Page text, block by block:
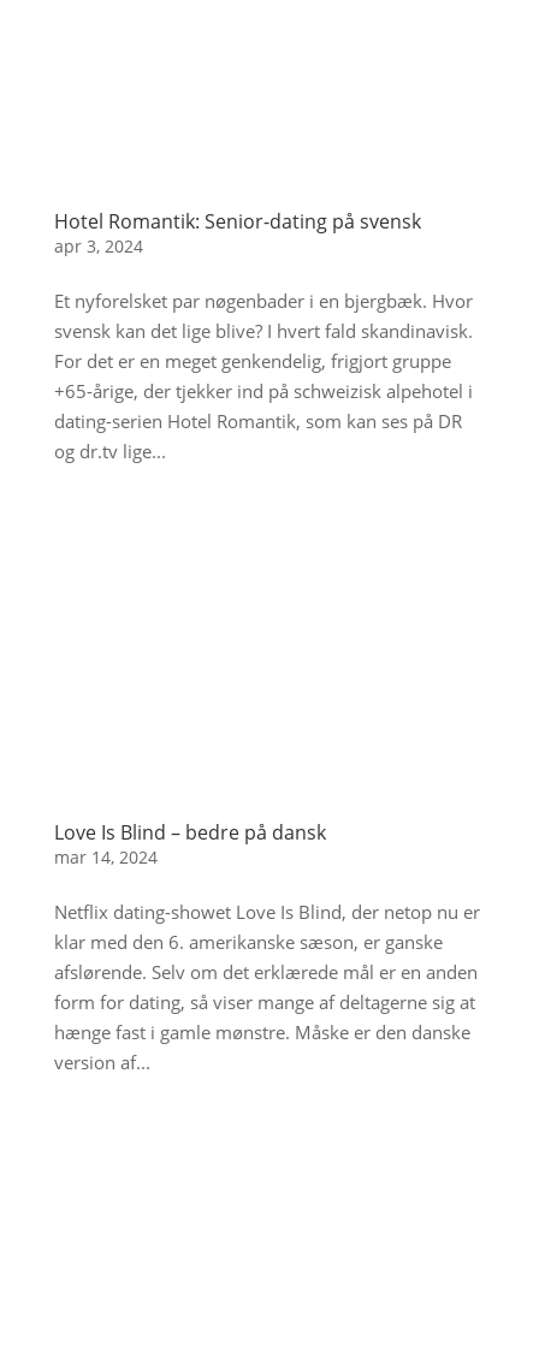
Hotel Romantik: Senior-dating på svensk
apr 3, 2024
Et nyforelsket par nøgenbader i en bjergbæk. Hvor
svensk kan det lige blive? I hvert fald skandinavisk.
For det er en meget genkendelig, frigjort gruppe
+65-årige, der tjekker ind på schweizisk alpehotel i
dating-serien Hotel Romantik, som kan ses på DR
og dr.tv lige...
Love Is Blind – bedre på dansk
mar 14, 2024
Netflix dating-showet Love Is Blind, der netop nu er
klar med den 6. amerikanske sæson, er ganske
afslørende. Selv om det erklærede mål er en anden
form for dating, så viser mange af deltagerne sig at
hænge fast i gamle mønstre. Måske er den danske
version af...